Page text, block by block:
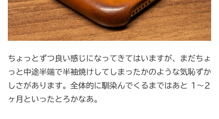
ちょっとずつ良い感じになってきてはいますが、まだちょ
っと中途半端で半袖焼けしてしまったかのような気恥ずか
しさがあります。全体的に馴染んでくるまではあと 1～2
ヶ月といったとろかなあ。